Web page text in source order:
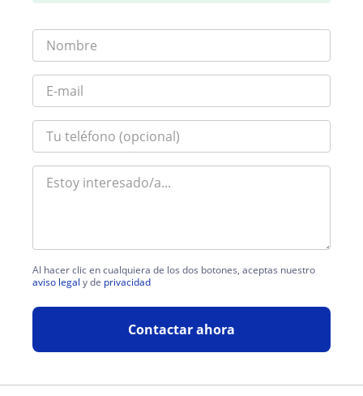
Al hacer clic en cualquiera de los dos botones, aceptas nuestro
aviso legal y de privacidad
Contactar ahora